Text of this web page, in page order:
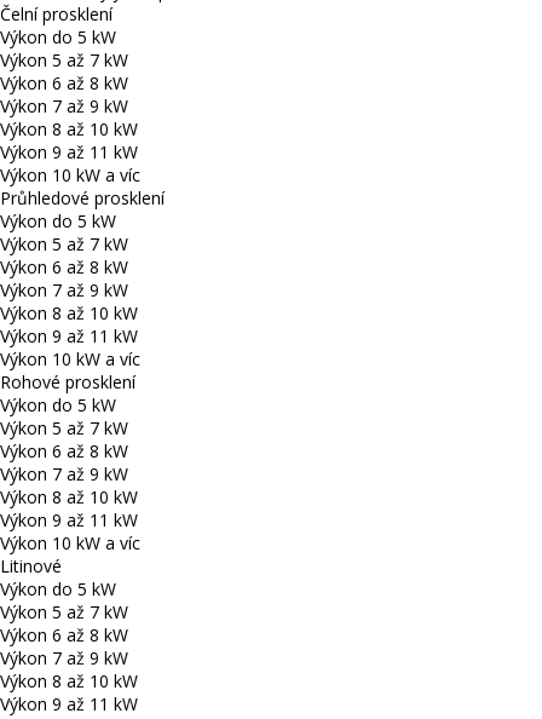
Čelní prosklení
Výkon do 5 kW
Výkon 5 až 7 kW
Výkon 6 až 8 kW
Výkon 7 až 9 kW
Výkon 8 až 10 kW
Výkon 9 až 11 kW
Výkon 10 kW a víc
Průhledové prosklení
Výkon do 5 kW
Výkon 5 až 7 kW
Výkon 6 až 8 kW
Výkon 7 až 9 kW
Výkon 8 až 10 kW
Výkon 9 až 11 kW
Výkon 10 kW a víc
Rohové prosklení
Výkon do 5 kW
Výkon 5 až 7 kW
Výkon 6 až 8 kW
Výkon 7 až 9 kW
Výkon 8 až 10 kW
Výkon 9 až 11 kW
Výkon 10 kW a víc
Litinové
Výkon do 5 kW
Výkon 5 až 7 kW
Výkon 6 až 8 kW
Výkon 7 až 9 kW
Výkon 8 až 10 kW
Výkon 9 až 11 kW